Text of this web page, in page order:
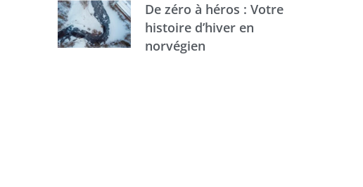
De zéro à héros : Votre
histoire d’hiver en
norvégien